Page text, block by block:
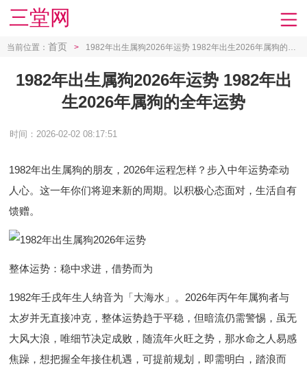
三堂网
当前位置： 首页 > 1982年出生属狗2026年运势 1982年出生2026年属狗的全年运势
1982年出生属狗2026年运势 1982年出
生2026年属狗的全年运势
时间：2026-02-02 08:17:51
1982年出生属狗的朋友，2026年运程怎样？步入中年运势牵动
人心。这一年你们将迎来新的周期。以积极心态面对，生活自有
馈赠。
整体运势：稳中求进，借势而为
1982年壬戌年生人纳音为「大海水」。2026年丙午年属狗者与
太岁并无直接冲克，整体运势趋于平稳，但暗流仍需警惕，虽无
大风大浪，唯细节决定成败，随流年火旺之势，那水命之人易感
焦躁，想把握全年接住机遇，可提前规划，即需明白，踏浪而